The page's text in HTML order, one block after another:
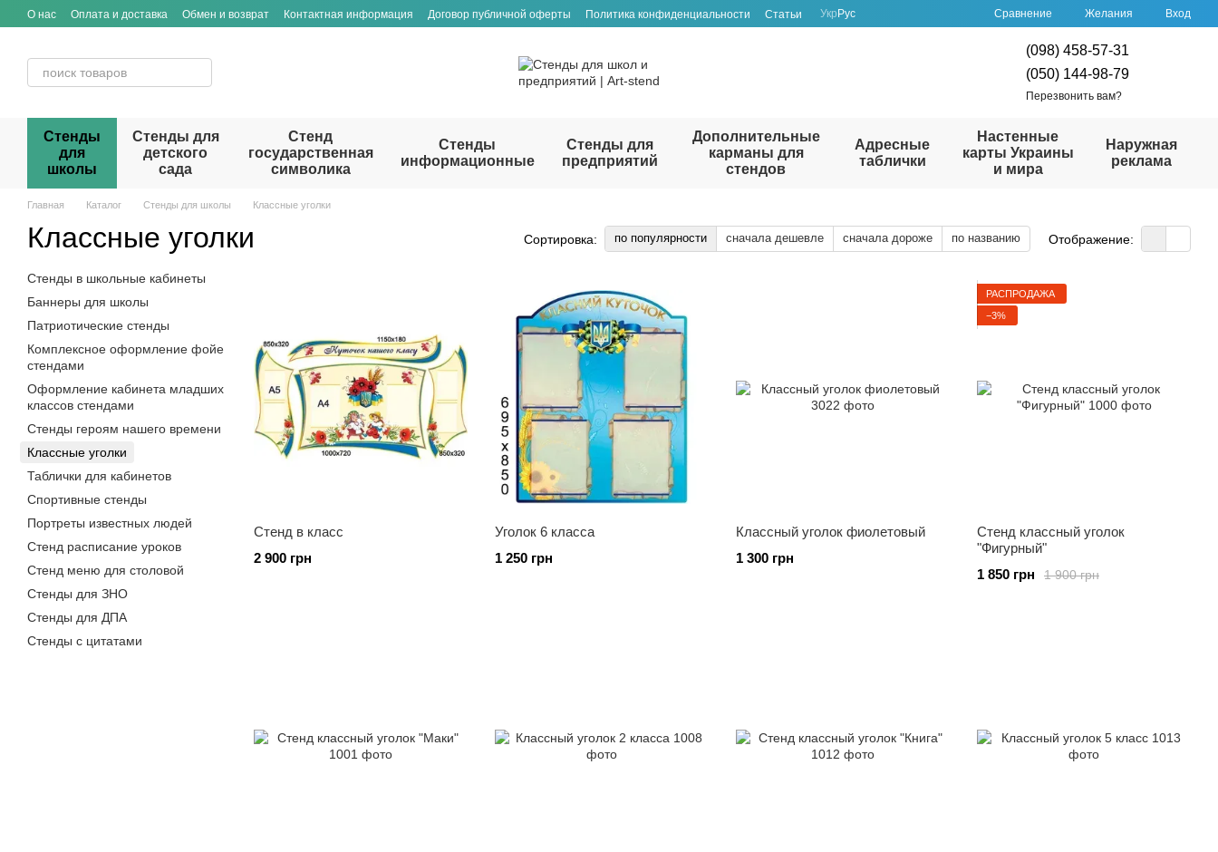
Перейти к основному контенту
О нас Оплата и доставка Обмен и возврат Контактная информация Договор публичной оферты Политика конфиденциальности Статьи Укр Рус Сравнение Желания Вход
(098) 458-57-31
(050) 144-98-79
Перезвонить вам?
Стенды
для
школы
Стенды для
детского
сада
Стенд
государственная
символика
Стенды
информационные
Стенды для
предприятий
Дополнительные
карманы для
стендов
Адресные
таблички
Настенные
карты Украины
и мира
Наружная
реклама
Главная Каталог Стенды для школы Классные уголки
Классные уголки Сортировка: по популярности сначала дешевле сначала дороже по названию Отображение:
Стенд в класс
2 900 грн
Уголок 6 класса
1 250 грн
Классный уголок фиолетовый
1 300 грн
РАСПРОДАЖА
−3%
Стенд классный уголок
"Фигурный"
1 900 грн
1 850 грн
Стенды в школьные кабинеты
Баннеры для школы
Патриотические стенды
Комплексное оформление фойе
стендами
Оформление кабинета младших
классов стендами
Стенды героям нашего времени
Классные уголки
Таблички для кабинетов
Спортивные стенды
Портреты известных людей
Стенд расписание уроков
Стенд меню для столовой
Стенды для ЗНО
Стенды для ДПА
Стенды с цитатами